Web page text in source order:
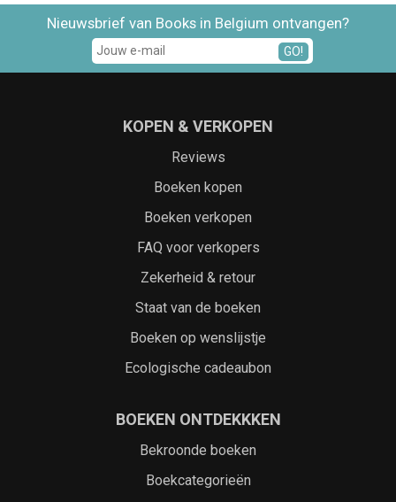
Nieuwsbrief van Books in Belgium ontvangen?
GO!
KOPEN & VERKOPEN
Reviews
Boeken kopen
Boeken verkopen
FAQ voor verkopers
Zekerheid & retour
Staat van de boeken
Boeken op wenslijstje
Ecologische cadeaubon
BOEKEN ONTDEKKKEN
Bekroonde boeken
Boekcategorieën